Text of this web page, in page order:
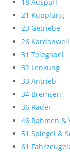
21 Kupplung
23 Getriebe
26
31 Telegabel
32 Lenkung
33 Antrieb
34 Bremsen
36 Räder
46 Rahmen &
51 Spiegel &
61